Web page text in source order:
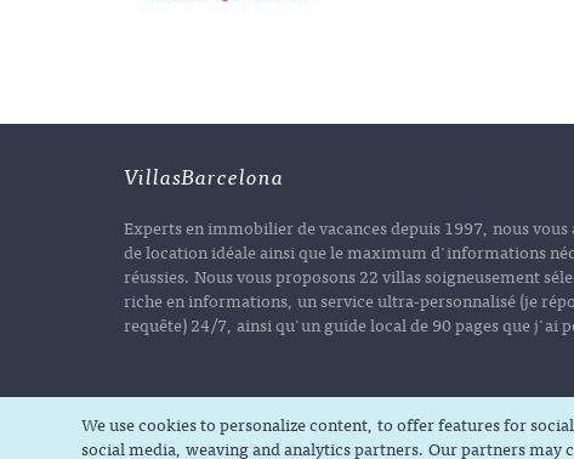
We use cookies to personalize content, to offer features for
social media, weaving and analytics partners. Our partners
VillasBarcelona
Experts en immobilier de vacances depuis 1997, nous
de location idéale ainsi que le maximum d'informations
réussies. Nous vous proposons 22 villas soigneusement
riche en informations, un service ultra-personnalisé (je
requête) 24/7, ainsi qu'un guide local de 90 pages que j'ai